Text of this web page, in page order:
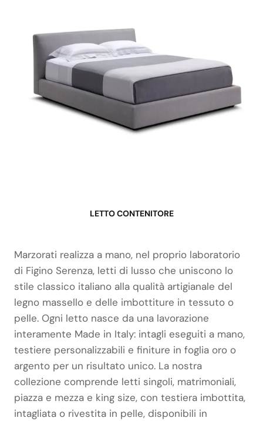
LETTO CONTENITORE
Marzorati realizza a mano, nel proprio laboratorio
di Figino Serenza, letti di lusso che uniscono lo
stile classico italiano alla qualità artigianale del
legno massello e delle imbottiture in tessuto o
pelle. Ogni letto nasce da una lavorazione
interamente Made in Italy: intagli eseguiti a mano,
testiere personalizzabili e finiture in foglia oro o
argento per un risultato unico. La nostra
collezione comprende letti singoli, matrimoniali,
piazza e mezza e king size, con testiera imbottita,
intagliata o rivestita in pelle, disponibili in